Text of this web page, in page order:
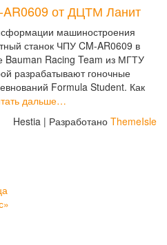
от ДЦТМ Ланит
машиностроения
станок ЧПУ CM-AR0609 в
Bauman Racing Team из МГТУ
разрабатывают гоночные
Formula Student. Как
дальше…
Hestia | Разработано ThemeIsle